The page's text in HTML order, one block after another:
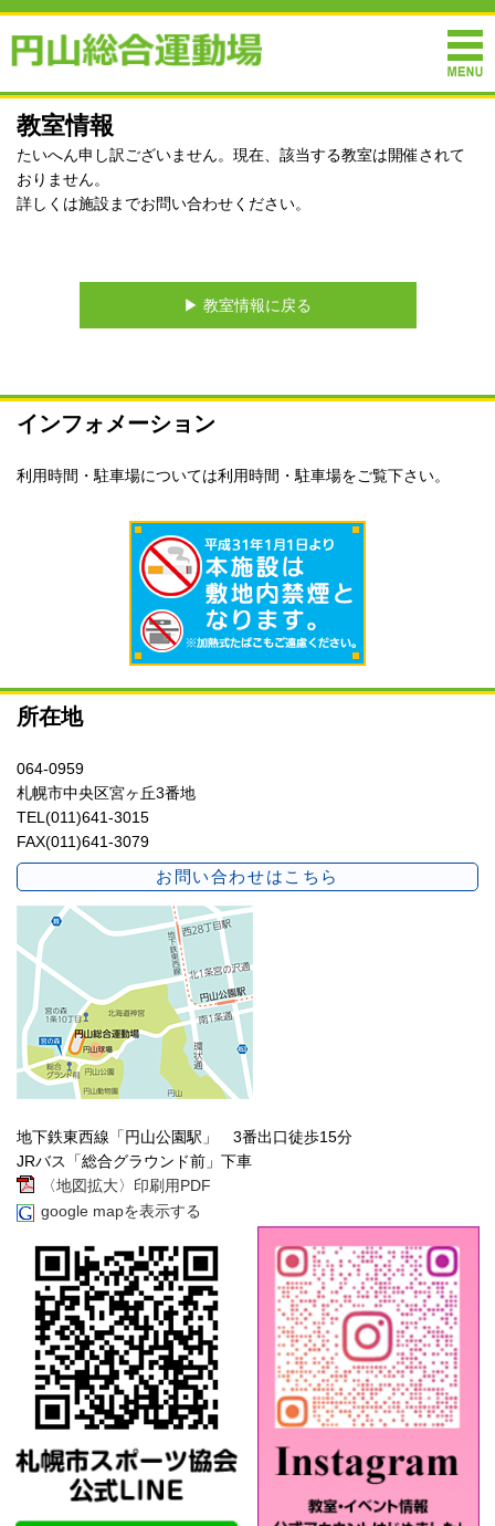
教室情報
たいへん申し訳ございません。現在、該当する教室は開催されて
おりません。
詳しくは施設までお問い合わせください。
▶︎ 教室情報に戻る
インフォメーション
利用時間・駐車場については利用時間・駐車場をご覧下さい。
所在地
064-0959
札幌市中央区宮ヶ丘3番地
TEL(011)641-3015
FAX(011)641-3079
お問い合わせはこちら
地下鉄東西線「円山公園駅」 3番出口徒歩15分
JRバス「総合グラウンド前」下車
〈地図拡大〉印刷用PDF
google mapを表示する